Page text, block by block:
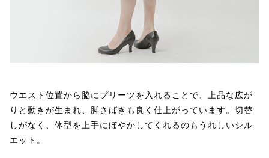
ウエスト位置から脇にプリーツを入れることで、上品な広が
りと動きが生まれ、脚さばきも良く仕上がっています。切替
しがなく、体型を上手にぼやかしてくれるのもうれしいシル
エット。